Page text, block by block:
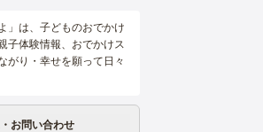
」は、子どものおでかけ
子体験情報、おでかけス
がり・幸せを願って日々
お問い合わせ